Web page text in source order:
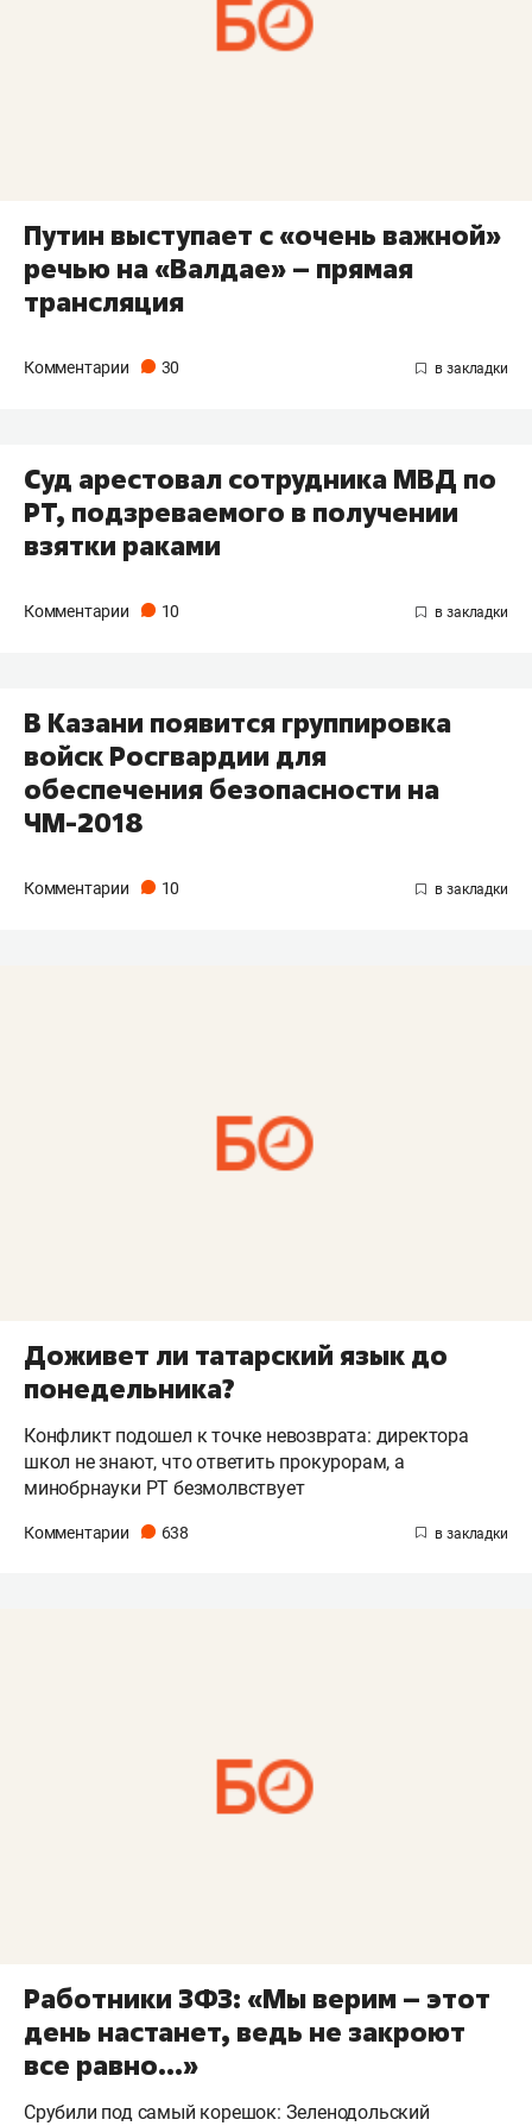
Путин выступает с «очень важной»
речью на «Валдае» – прямая
трансляция
Комментарии 30
Суд арестовал сотрудника МВД по
РТ, подзреваемого в получении
взятки раками
Комментарии 10
В Казани появится группировка
войск Росгвардии для
обеспечения безопасности на
ЧМ-2018
Комментарии 10
Доживет ли татарский язык до
понедельника?
Конфликт подошел к точке невозврата: директора
школ не знают, что ответить прокурорам, а
минобрнауки РТ безмолвствует
Комментарии 638
Работники ЗФЗ: «Мы верим – этот
день настанет, ведь не закроют
все равно...»
Срубили под самый корешок: Зеленодольский